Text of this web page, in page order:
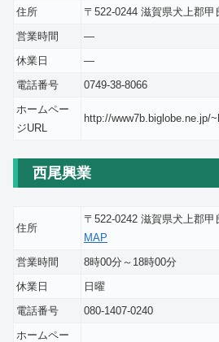
住所 〒522-0244 滋賀県犬上郡甲
営業時間
―
休業日
―
電話番号
0749-38-8066
ホームペー
ジURL
http://www7b.biglobe.ne.jp/
西尾興業
住所
〒522-0242 滋賀県犬上郡甲
MAP
営業時間
8時00分～18時00分
休業日
日曜
電話番号
080-1407-0240
ホームペー